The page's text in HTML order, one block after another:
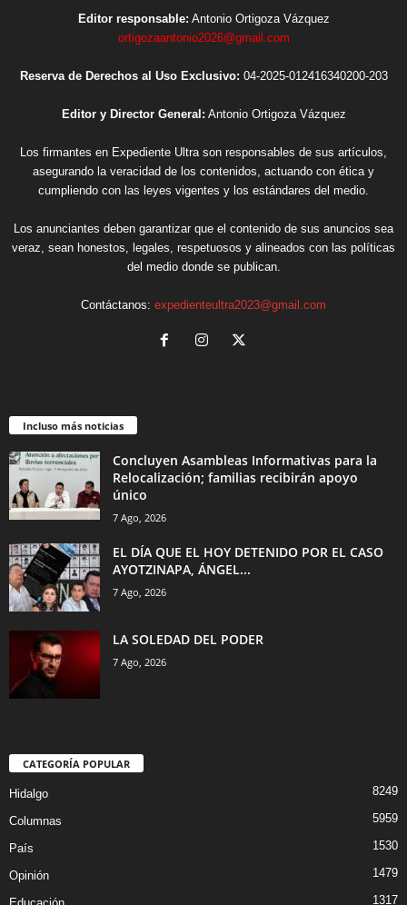
Editor responsable: Antonio Ortigoza Vázquez
ortigozaantonio2026@gmail.com
Reserva de Derechos al Uso Exclusivo: 04-2025-012416340200-203
Editor y Director General: Antonio Ortigoza Vázquez
Los firmantes en Expediente Ultra son responsables de sus artículos,
asegurando la veracidad de los contenidos, actuando con ética y
cumpliendo con las leyes vigentes y los estándares del medio.
Los anunciantes deben garantizar que el contenido de sus anuncios sea
veraz, sean honestos, legales, respetuosos y alineados con las políticas
del medio donde se publican.
Contáctanos: expedienteultra2023@gmail.com
Incluso más noticias
Concluyen Asambleas Informativas para la
Relocalización; familias recibirán apoyo
único
7 Ago, 2026
EL DÍA QUE EL HOY DETENIDO POR EL CASO
AYOTZINAPA, ÁNGEL...
7 Ago, 2026
LA SOLEDAD DEL PODER
7 Ago, 2026
CATEGORÍA POPULAR
Hidalgo 8249
Columnas 5959
País 1530
Opinión 1479
1317